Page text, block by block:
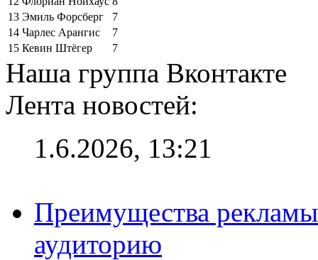
13 Эмиль Форсберг
7
14 Чарлес Арангис
7
15 Кевин Штёгер 7
Наша группа Вконтакте
Лента новостей:
1.6.2026, 13:21
Преимущества
аудиторию